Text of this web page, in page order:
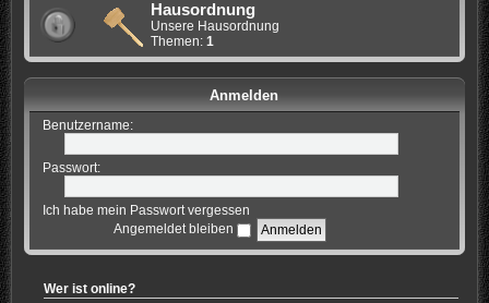
Hausordnung
Unsere Hausordnung
Themen: 1
Anmelden
Benutzername:
Passwort:
Ich habe mein Passwort vergessen
Angemeldet bleiben
Wer ist online?